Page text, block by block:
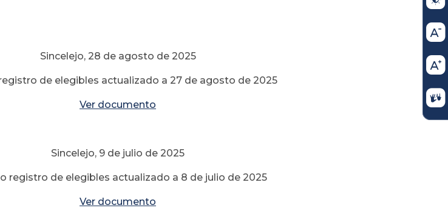
Sincelejo, 28 de agosto de 2025
de elegibles actualizado a 27 de agosto de 2025
Ver documento
Sincelejo, 9 de julio de 2025
registro de elegibles actualizado a 8 de julio de 2025
Ver documento